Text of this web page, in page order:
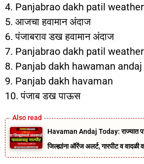
4. Panjabrao dakh patil
5. आजचा हवामान अंदाज
6. पंजाबराव डख हवामान अंदाज
7. Panjabrao dakh patil weather
8. Panjab dakh hawaman
9. Panjab dakh havaman
10. पंजाब डख पाऊस
Havaman Andaj Today: राज्यात
जिल्ह्यांना ऑरेंज अलर्ट, गारपीट व वादळी